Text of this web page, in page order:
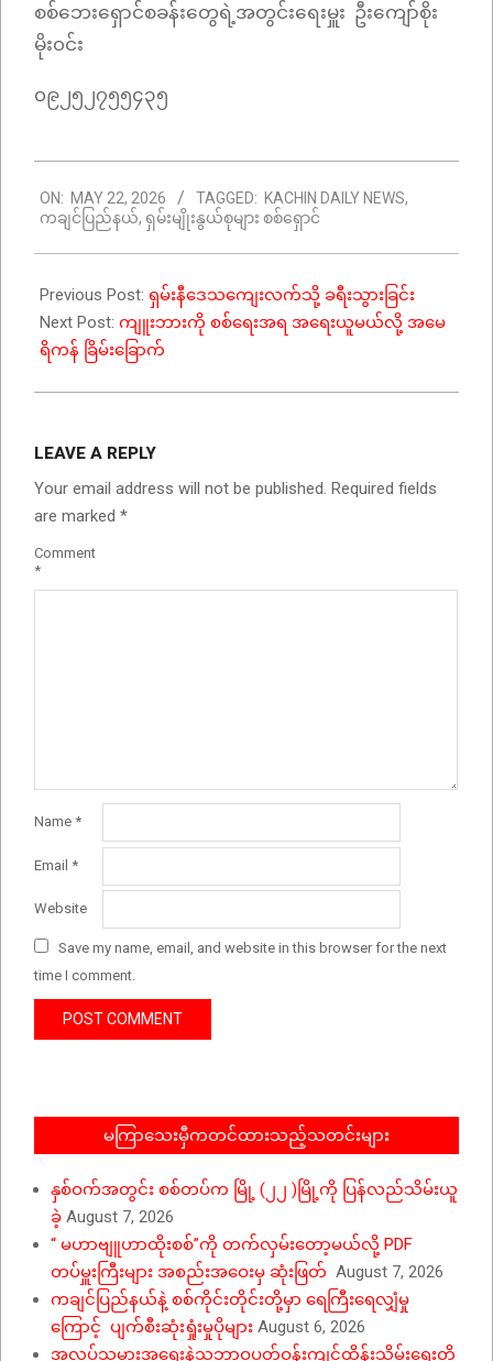
စစ်ဘေးရှောင်စခန်းတွေရဲ့အတွင်းရေးမှူး ဦးကျော်စိုး
မိုး၀င်း
၀၉၂၅၂၇၅၅၄၃၅
05-
22
ON: MAY 22, 2026 TAGGED: KACHIN DAILY NEWS,
ကချင်ပြည်နယ်, ရှမ်းမျိုးနွယ်စုများ စစ်ရှောင်
Previous Post: ရှမ်းနီဒေသကျေးလက်သို့ ခရီးသွားခြင်း
Next Post: ကျူးဘားကို စစ်ရေးအရ အရေးယူမယ်လို့ အမေ
ရိကန် ခြိမ်းခြောက်
LEAVE A REPLY
Your email address will not be published. Required fields
are marked *
Comment
*
Name *
Email *
Website
Save my name, email, and website in this browser for the next
time I comment.
မကြာသေးမှီကတင်ထားသည့်သတင်းများ
နှစ်ဝက်အတွင်း စစ်တပ်က မြို့ (၂၂ )မြို့ကို ပြန်လည်သိမ်းယူ
ခဲ့ August 7, 2026
“ မဟာဗျူဟာထိုးစစ်”ကို တက်လှမ်းတော့မယ်လို့ PDF
တပ်မှူးကြီးများ အစည်းအဝေးမှ ဆုံးဖြတ် August 7, 2026
ကချင်ပြည်နယ်နဲ့ စစ်ကိုင်းတိုင်းတို့မှာ ရေကြီးရေလျှံမှု
ကြောင့် ပျက်စီးဆုံးရှုံးမှုပိုများ August 6, 2026
အလုပ်သမားအရေးနဲ့သဘာဝပတ်ဝန်းကျင်ထိန်းသိမ်းရေးတို့